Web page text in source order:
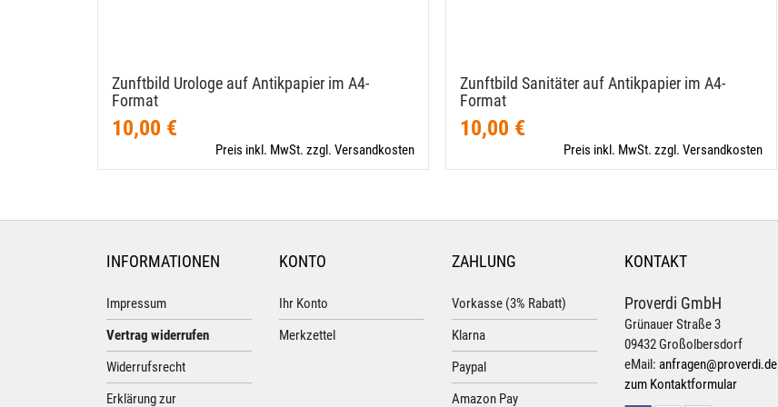
Zunftbild Urologe auf Antikpapier im A4-​
Format
10,00 €
Preis inkl. MwSt. zzgl. Versandkosten
Zunftbild Sanitäter auf Antikpapier im A4-​
Format
10,00 €
Preis inkl. MwSt. zzgl. Versandkosten
INFORMATIONEN
Impressum
Vertrag widerrufen
Widerrufsrecht
Erklärung zur
KONTO
Ihr Konto
Merkzettel
ZAHLUNG
Vorkasse (3% Rabatt)
Klarna
Paypal
Amazon Pay
KONTAKT
Proverdi GmbH
Grünauer Straße 3
09432 Großolbersdorf
eMail: anfragen@proverdi.de
zum Kontaktformular